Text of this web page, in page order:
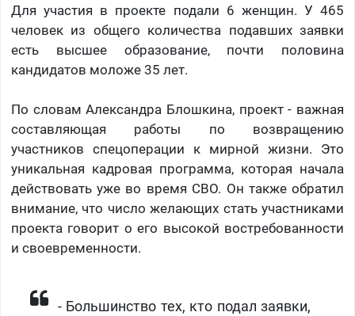
Для участия в проекте подали 6 женщин. У 465
человек из общего количества подавших заявки
есть высшее образование, почти половина
кандидатов моложе 35 лет.
По словам Александра Блошкина, проект - важная
составляющая работы по возвращению
участников спецоперации к мирной жизни. Это
уникальная кадровая программа, которая начала
действовать уже во время СВО. Он также обратил
внимание, что число желающих стать участниками
проекта говорит о его высокой востребованности
и своевременности.
- Большинство тех, кто подал заявки,